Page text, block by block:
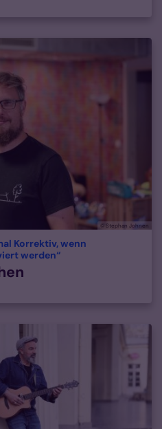
© Stephan Johnen
Korrektiv, wenn
werden“: